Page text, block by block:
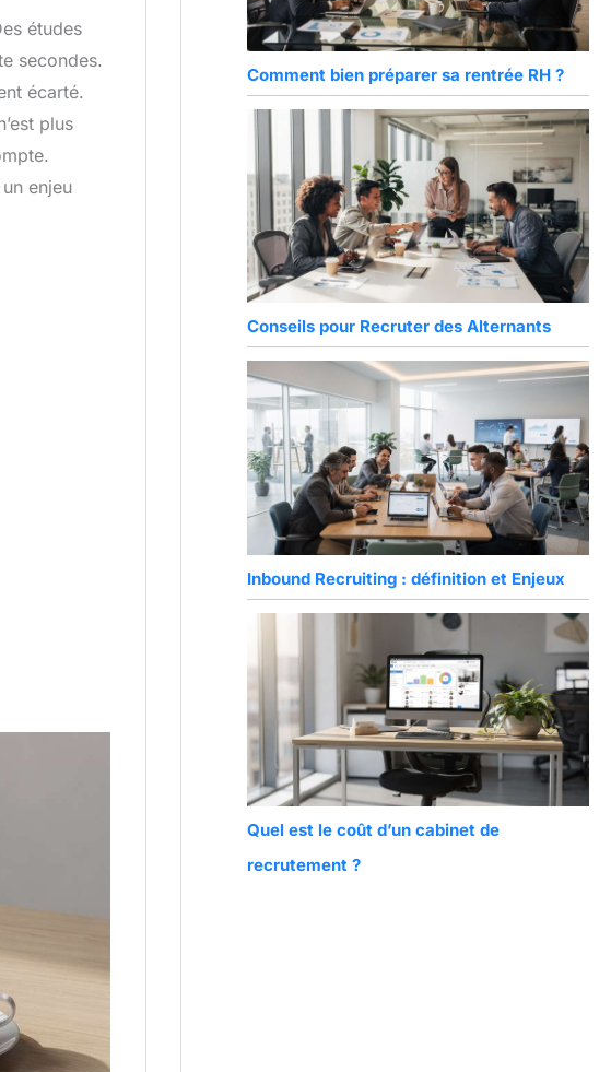
études
secondes.
écarté.
plus
enjeu
Comment bien préparer sa rentrée RH ?
Conseils pour Recruter des Alternants
Inbound Recruiting : définition et Enjeux
Quel est le coût d’un cabinet de
recrutement ?